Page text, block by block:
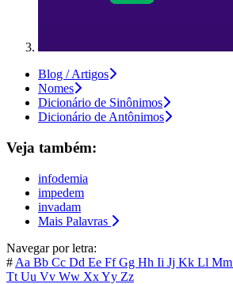
Blog / Artigos
Nomes
Dicionário de Sinônimos
Dicionário de Antônimos
Veja também:
infodemia
impedem
invadam
Mais Palavras
Navegar por letra:
# Aa Bb Cc Dd Ee FfGg Hh Ii Jj Kk Ll Mm
Tt Uu Vv Ww XxYy Zz